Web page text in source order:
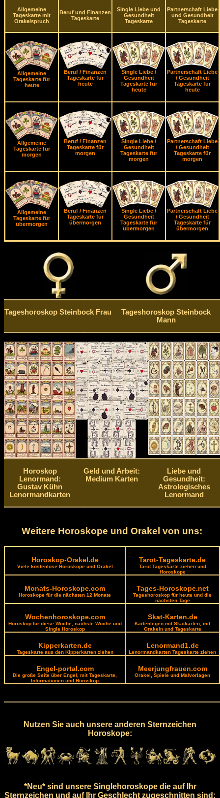
Allgemeine
Tageskarte mit
Orakelspruch
Beruf und Finanzen
Tageskarte
Single Liebe und
Gesundheit
Tageskarte
Partnerschaft Liebe
und Gesundheit
Tageskarte
Allgemeine
Tageskarte für
heute
Beruf / Finanzen
Tageskarte für
heute
Single Liebe /
Gesundheit
Tageskarte für
heute
Partnerschaft Liebe
/ Gesundheit
Tageskarte für
heute
Allgemeine
Tageskarte für
morgen
Beruf / Finanzen
Tageskarte für
morgen
Single Liebe /
Gesundheit
Tageskarte für
morgen
Partnerschaft Liebe
/ Gesundheit
Tageskarte für
morgen
Allgemeine
Tageskarte für
übermorgen
Beruf / Finanzen
Tageskarte für
übermorgen
Single Liebe /
Gesundheit
Tageskarte für
übermorgen
Partnerschaft Liebe
/ Gesundheit
Tageskarte für
übermorgen
Tageshoroskop Steinbock Frau
Tageshoroskop Steinbock
Mann
Horoskop
Lenormand:
Gustav Kühn
Lenormandkarten
Geld und Arbeit:
Medium Karten
Liebe und
Gesundheit:
Astrologisches
Lenormand
Weitere Horoskope und Orakel von uns:
Horoskop-Orakel.de
Viele kostenlose Horoskope und Orakel
Tarot-Tageskarte.de
Tarot Tageskarte ziehen und
Horoskope
Monats-Horoskope.com
Horoskope für die nächsten 12 Monate
Tages-Horoskope.net
Tageshoroskop für heute und die
nächsten Tage
Wochenhoroskope.com
Horoskop für diese Woche, nächste Woche und
Single Horoskop
Skat-Karten.de
Kartenlegen mit Skatkarten, mit
Orakeln und Tageskarte
Kipperkarten.de
Tageskarte aus den Kipperkarten ziehen
Lenormand1.de
Lenormandkarten Tageskarte ziehen
Engel-portal.com
Die große Seite über Engel, mit Tageskarte,
Informationen und Horoskop
Meerjungfrauen.com
Orakel, Spiele und Malvorlagen
Nutzen Sie auch unsere anderen Sternzeichen
Horoskope:
*Neu* sind unsere Singlehoroskope die auf Ihr
Sternzeichen und auf Ihr Geschlecht zugeschnitten sind: